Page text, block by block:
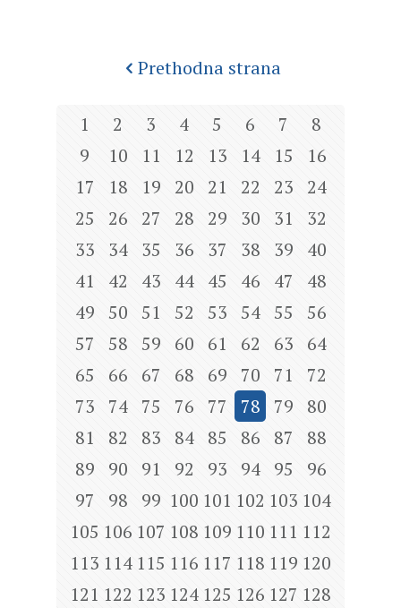
Prethodna strana
1 2 3 4 5 6 7
8
9
10 11 12 13 14 15
16
17
18 19 20 21 22 23
24
25
26 27 28 29 30 31
32
33
34 35 36 37 38 39
40
41
42 43 44 45 46 47
48
49
50 51 52 53 54 55
56
57
58 59 60 61 62 63
64
65
66 67 68 69 70 71
72
73
74 75 76 77 78 79
80
81
82 83 84 85 86 87
88
89
90 91 92 93 94 95
96
97
98 99 100 101 102 103 104
105 106 107 108 109 110 111 112
113 114 115 116 117 118 119 120
121 122 123 124 125 126 127 128